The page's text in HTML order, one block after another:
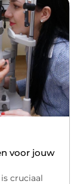
voor jouw
cruciaal